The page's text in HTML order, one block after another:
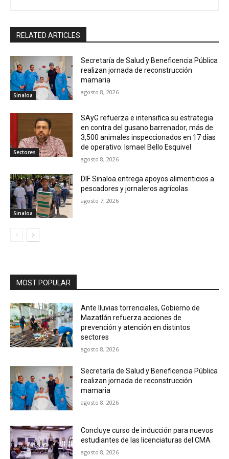
RELATED ARTICLES
Sinaloa
Secretaría de Salud y Beneficencia Pública
realizan jornada de reconstrucción
mamaria
agosto 8, 2026
Sectores
SAyG refuerza e intensifica su estrategia
en contra del gusano barrenador; más de
3,500 animales inspeccionados en 17 días
de operativo: Ismael Bello Esquivel
agosto 8, 2026
Sinaloa
DIF Sinaloa entrega apoyos alimenticios a
pescadores y jornaleros agrícolas
agosto 7, 2026
MOST POPULAR
Ante lluvias torrenciales, Gobierno de
Mazatlán refuerza acciones de
prevención y atención en distintos
sectores
agosto 8, 2026
Secretaría de Salud y Beneficencia Pública
realizan jornada de reconstrucción
mamaria
agosto 8, 2026
Concluye curso de inducción para nuevos
estudiantes de las licenciaturas del CMA
agosto 8, 2026